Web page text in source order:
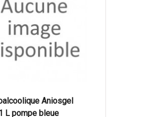
Aniosgel
L pompe bleue